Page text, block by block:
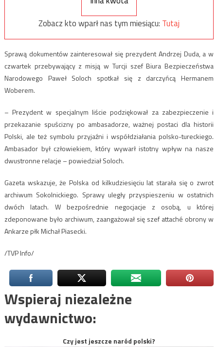
Zobacz kto wparł nas tym miesiącu: Tutaj
Sprawą dokumentów zainteresował się prezydent Andrzej Duda, a w
czwartek przebywający z misją w Turcji szef Biura Bezpieczeństwa
Narodowego Paweł Soloch spotkał się z darczyńcą Hermanem
Woberem.
– Prezydent w specjalnym liście podziękował za zabezpieczenie i
przekazanie spuścizny po ambasadorze, ważnej postaci dla historii
Polski, ale też symbolu przyjaźni i współdziałania polsko-tureckiego.
Ambasador był człowiekiem, który wywarł istotny wpływ na nasze
dwustronne relacje – powiedział Soloch.
Gazeta wskazuje, że Polska od kilkudziesięciu lat starała się o zwrot
archiwum Sokolnickiego. Sprawy uległy przyspieszeniu w ostatnich
dwóch latach. W bezpośrednie negocjacje z osobą, u której
zdeponowane było archiwum, zaangażował się szef attaché obrony w
Ankarze płk Michał Piasecki.
/TVP Info/
Wspieraj niezależne
wydawnictwo:
Czy jest jeszcze naród polski?